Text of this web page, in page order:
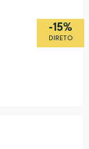
-15%
DIRETO